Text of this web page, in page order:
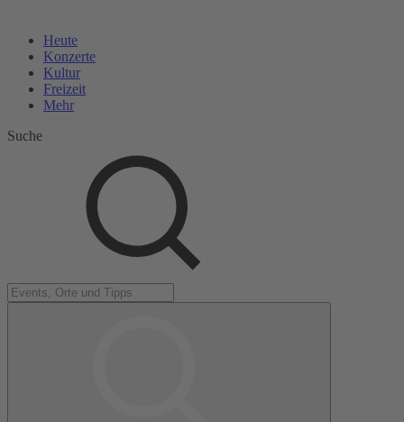
Heute
Konzerte
Kultur
Freizeit
Mehr
Suche